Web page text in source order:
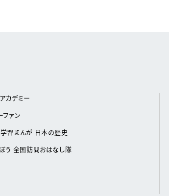
カデミー
ファン
習まんが 日本の歴史
う 全国訪問おはなし隊